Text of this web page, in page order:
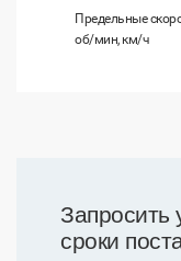
Предельные
об/мин, км/ч
Запросить
сроки